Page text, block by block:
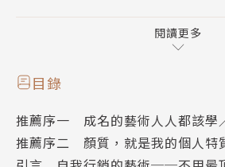
根據分析，拳王阿里整個職業生涯
社交名媛金．卡戴珊不會演戲、唱
為什麼這些人在各自領域不是最頂
閱讀更多
目錄
推薦序一 成名的藝術人人都該學
推薦序二 顏質，就是我的個人特